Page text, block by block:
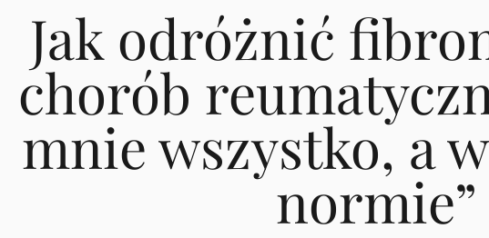
Jak odróżnić
chorób
mnie wszystko, a
normie”